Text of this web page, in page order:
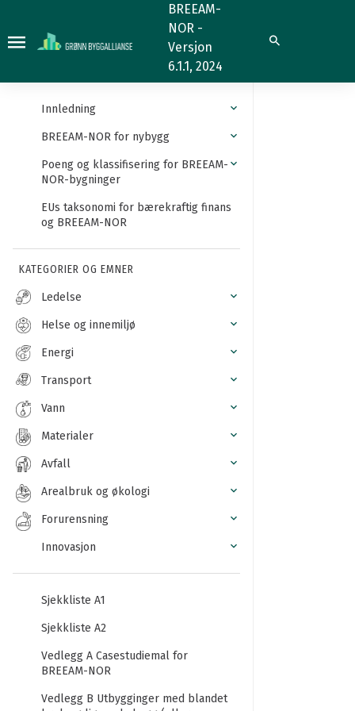
BREEAM-
NOR -
Versjon
6.1.1, 2024
Søk
Innledning
BREEAM-NOR for nybygg
Poeng og klassifisering for BREEAM-
NOR-bygninger
EUs taksonomi for bærekraftig finans
og BREEAM-NOR
KATEGORIER OG EMNER
Ledelse
Helse og innemiljø
Energi
Transport
Vann
Materialer
Avfall
Arealbruk og økologi
Forurensning
Innovasjon
Sjekkliste A1
Sjekkliste A2
Vedlegg A Casestudiemal for
BREEAM-NOR
Vedlegg B Utbygginger med blandet